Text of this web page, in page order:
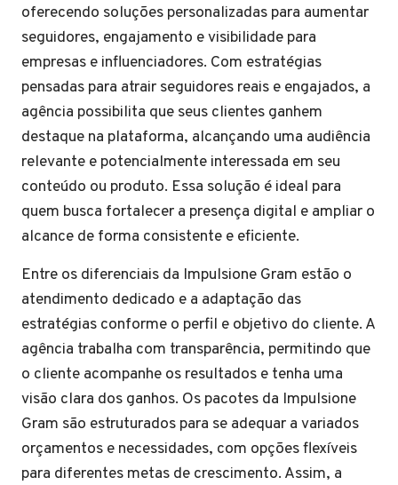
oferecendo soluções personalizadas para aumentar
seguidores, engajamento e visibilidade para
empresas e influenciadores. Com estratégias
pensadas para atrair seguidores reais e engajados, a
agência possibilita que seus clientes ganhem
destaque na plataforma, alcançando uma audiência
relevante e potencialmente interessada em seu
conteúdo ou produto. Essa solução é ideal para
quem busca fortalecer a presença digital e ampliar o
alcance de forma consistente e eficiente.
Entre os diferenciais da Impulsione Gram estão o
atendimento dedicado e a adaptação das
estratégias conforme o perfil e objetivo do cliente. A
agência trabalha com transparência, permitindo que
o cliente acompanhe os resultados e tenha uma
visão clara dos ganhos. Os pacotes da Impulsione
Gram são estruturados para se adequar a variados
orçamentos e necessidades, com opções flexíveis
para diferentes metas de crescimento. Assim, a